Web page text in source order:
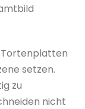
Tortenplatten
setzen.
zu
nicht